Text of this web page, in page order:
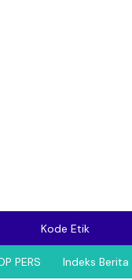
Kode Etik
PERS Indeks Berita